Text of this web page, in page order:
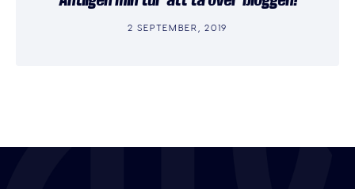
2 SEPTEMBER, 2019